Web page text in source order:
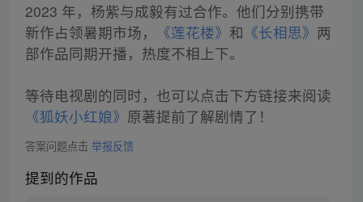
2023 年，杨紫与成毅有过合作。他们分别携带
新作占领暑期市场，
《莲花楼》 和 《长相思》 两
部作品同期开播，热度不相上下。
等待电视剧的同时，也可以点击下方链接来阅读
《狐妖小红娘》 原著提前了解剧情了！
答案问题点击 举报反馈
提到的作品